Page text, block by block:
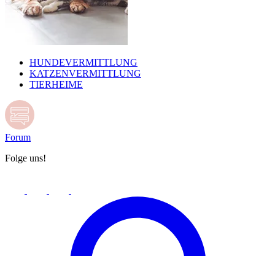
HUNDEVERMITTLUNG
KATZENVERMITTLUNG
TIERHEIME
Forum
Folge uns!